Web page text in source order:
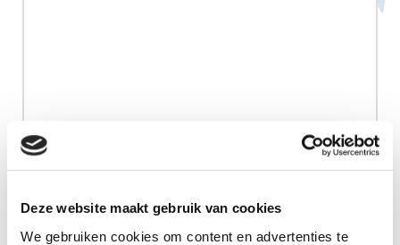
Deze website maakt gebruik van cookies
We gebruiken cookies om content en advertenties te